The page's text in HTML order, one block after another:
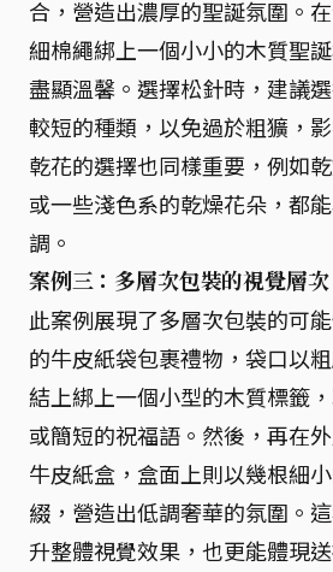
合，營造出濃厚的聖誕氛圍。
細棉繩綁上一個小小的木質聖
盡顯溫馨。選擇松針時，建議
較短的種類，以免過於粗獷，
乾花的選擇也同樣重要，例如
或一些淺色系的乾燥花朵，都
調。
案例三：多層次包裝的視覺層次
此案例展現了多層次包裝的可
的牛皮紙袋包裹禮物，袋口以
結上綁上一個小型的木質標籤
或簡短的祝福語。然後，再在
牛皮紙盒，盒面上則以幾根細
綴，營造出低調奢華的氛圍。
升整體視覺效果，也更能體現